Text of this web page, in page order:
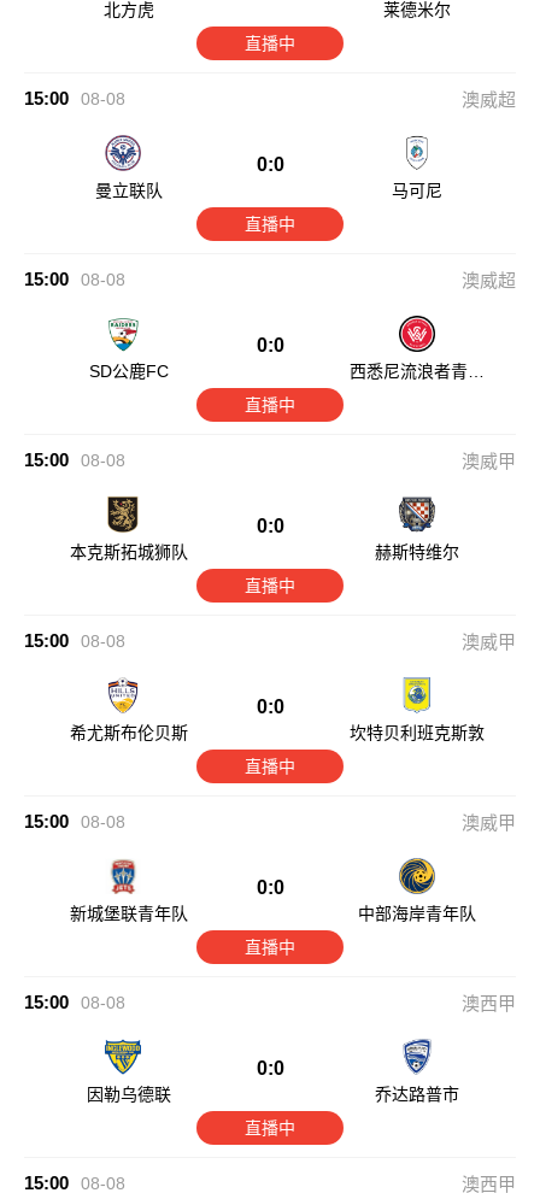
北方虎
莱德米尔
直播中
15:00 08-08 澳威超
曼立联队
0:0
马可尼
直播中
15:00 08-08 澳威超
SD公鹿FC
0:0
西悉尼流浪者青年
直播中
15:00 08-08 澳威甲
本克斯拓城狮队
0:0
赫斯特维尔
直播中
15:00 08-08 澳威甲
希尤斯布伦贝斯
0:0
坎特贝利班克斯敦
直播中
15:00 08-08 澳威甲
新城堡联青年队
0:0
中部海岸青年队
直播中
15:00 08-08 澳西甲
因勒乌德联
0:0
乔达路普市
直播中
15:00 08-08 澳西甲